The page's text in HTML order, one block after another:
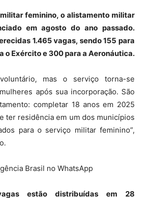
feminino, o alistamento militar
em agosto do ano passado.
1.465 vagas, sendo 155 para
o Exército e 300 para a Aeronáutica.
mas o serviço torna-se
após sua incorporação. São
completar 18 anos em 2025
ter residência em um dos municípios
para o serviço militar feminino”,
Brasil no WhatsApp
estão distribuídas em 28